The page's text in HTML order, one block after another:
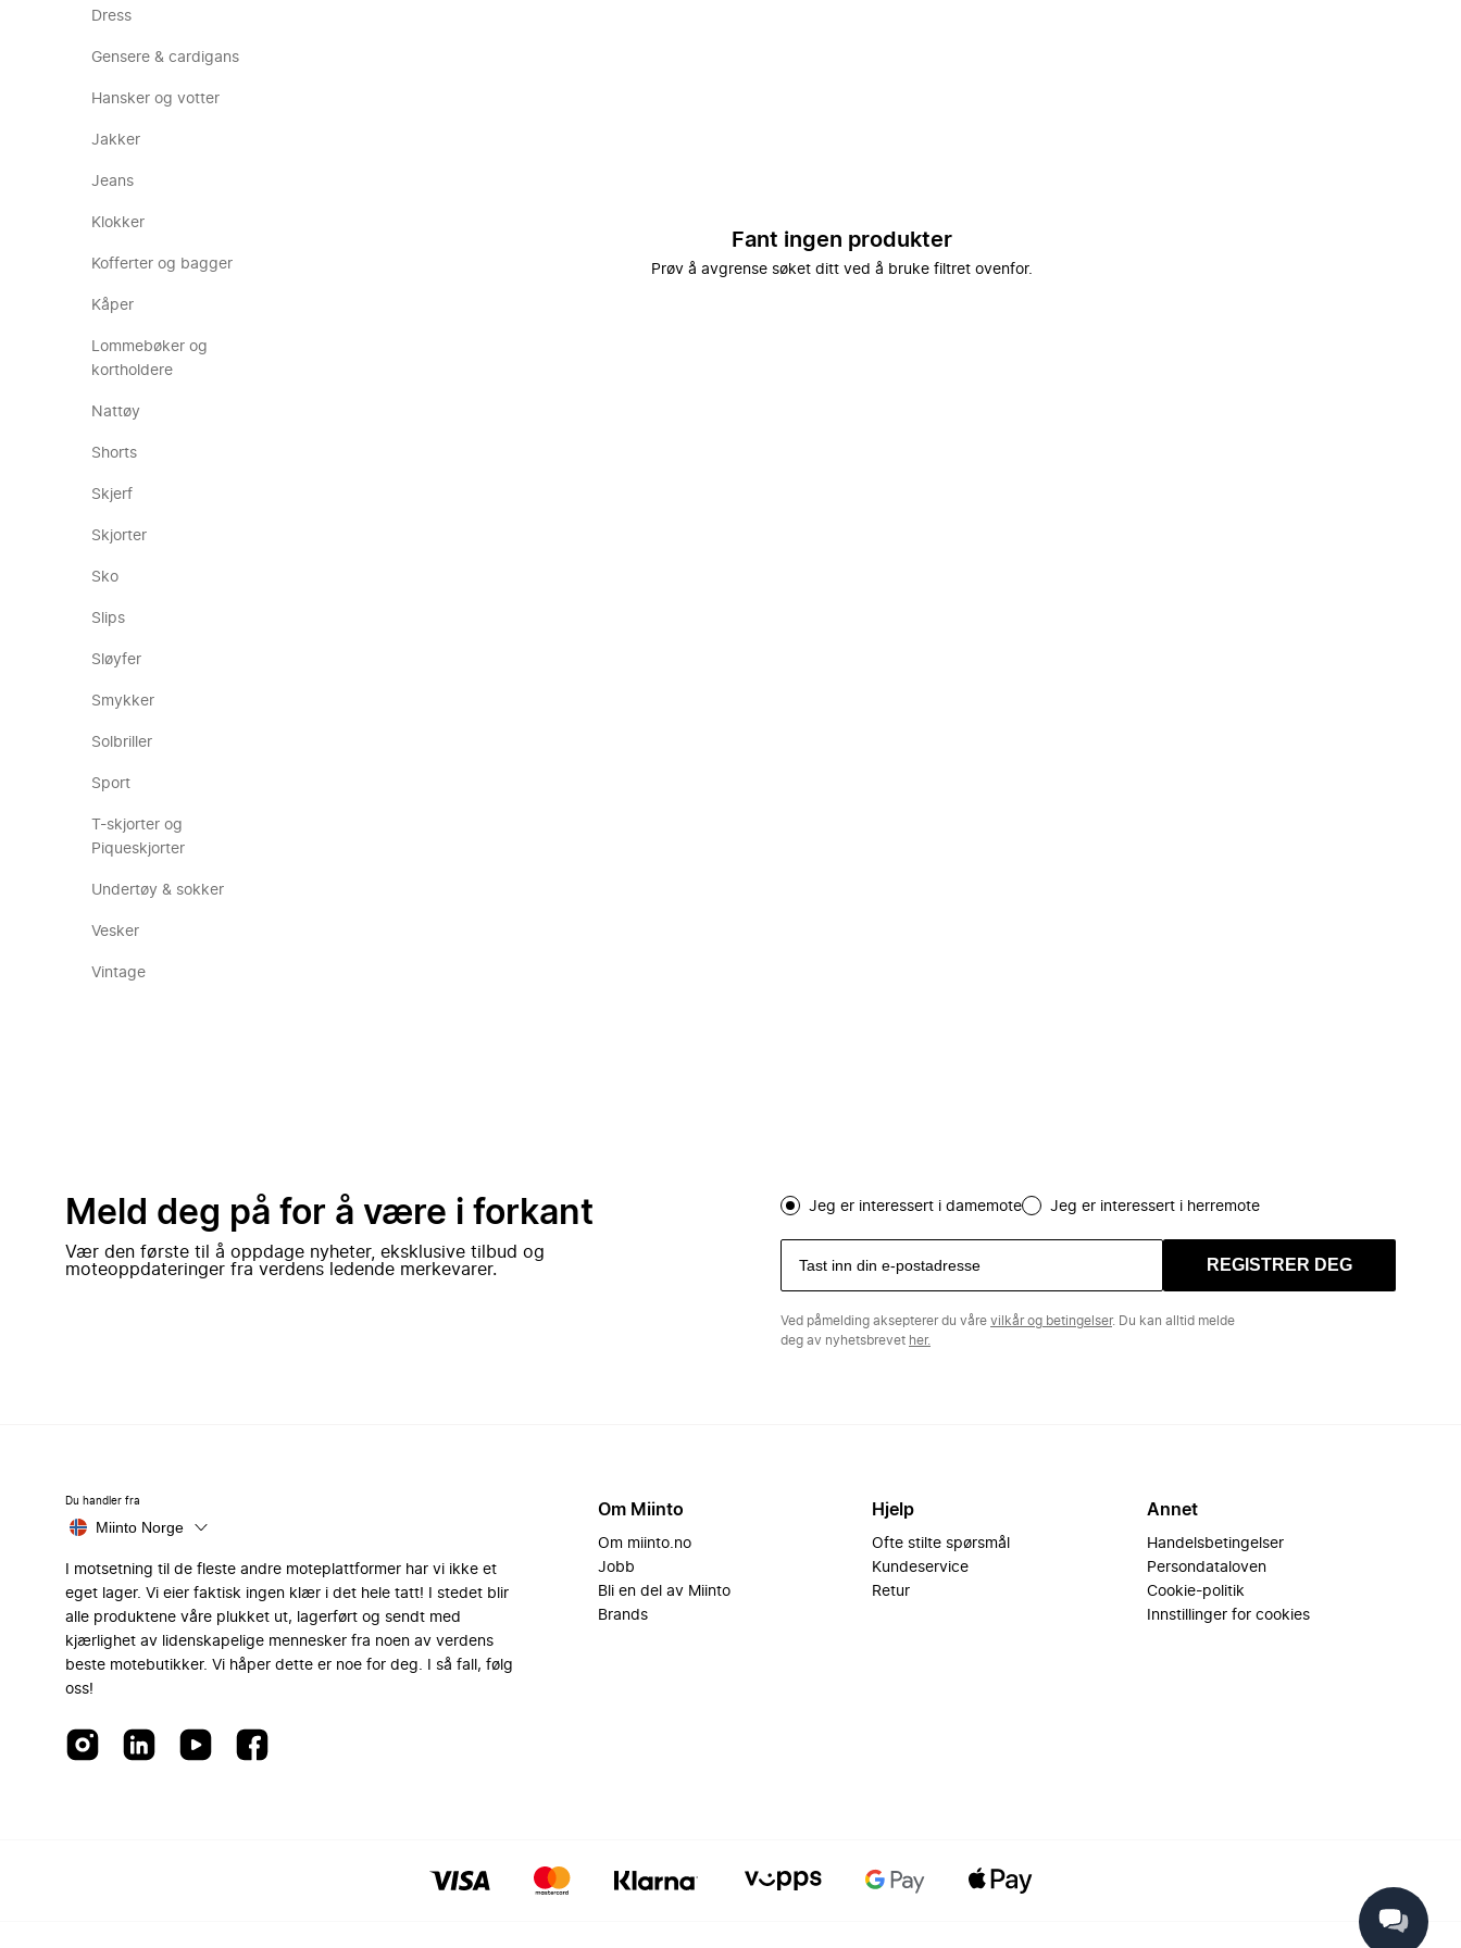
Dress
Gensere & cardigans
Hansker og votter
Jakker
Jeans
Klokker
Kofferter og bagger
Kåper
Lommebøker og
kortholdere
Nattøy
Shorts
Skjerf
Skjorter
Sko
Slips
Sløyfer
Smykker
Solbriller
Sport
T-skjorter og
Piqueskjorter
Undertøy & sokker
Vesker
Vintage
Fant ingen produkter
Prøv å avgrense søket ditt ved å bruke filtret ovenfor.
Meld deg på for å være i forkant
Vær den første til å oppdage nyheter, eksklusive tilbud og
moteoppdateringer fra verdens ledende merkevarer.
Jeg er interessert i damemote Jeg er interessert i herremote
REGISTRER DEG
Ved påmelding aksepterer du våre vilkår og betingelser. Du kan alltid melde
deg av nyhetsbrevet her.
Du handler fra
Miinto Norge
I motsetning til de fleste andre moteplattformer har vi ikke et
eget lager. Vi eier faktisk ingen klær i det hele tatt! I stedet blir
alle produktene våre plukket ut, lagerført og sendt med
kjærlighet av lidenskapelige mennesker fra noen av verdens
beste motebutikker. Vi håper dette er noe for deg. I så fall, følg
oss!
Om Miinto
Om miinto.no
Jobb
Bli en del av Miinto
Brands
Hjelp
Ofte stilte spørsmål
Kundeservice
Retur
Annet
Handelsbetingelser
Persondataloven
Cookie-politik
Innstillinger for cookies